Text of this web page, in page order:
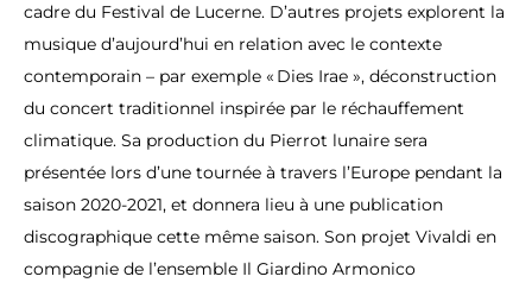
cadre du Festival de Lucerne. D’autres projets explorent la
musique d’aujourd’hui en relation avec le contexte
contemporain – par exemple « Dies Irae », déconstruction
du concert traditionnel inspirée par le réchauffement
climatique. Sa production du Pierrot lunaire sera
présentée lors d’une tournée à travers l’Europe pendant la
saison 2020-2021, et donnera lieu à une publication
discographique cette même saison. Son projet Vivaldi en
compagnie de l’ensemble Il Giardino Armonico